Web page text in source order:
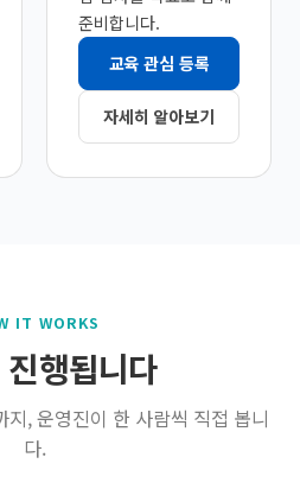
준비합니다.
교육 관심 등록
자세히 알아보기
IT WORKS
행됩니다
지, 운영진이 한 사람씩 직접 봅니
다.